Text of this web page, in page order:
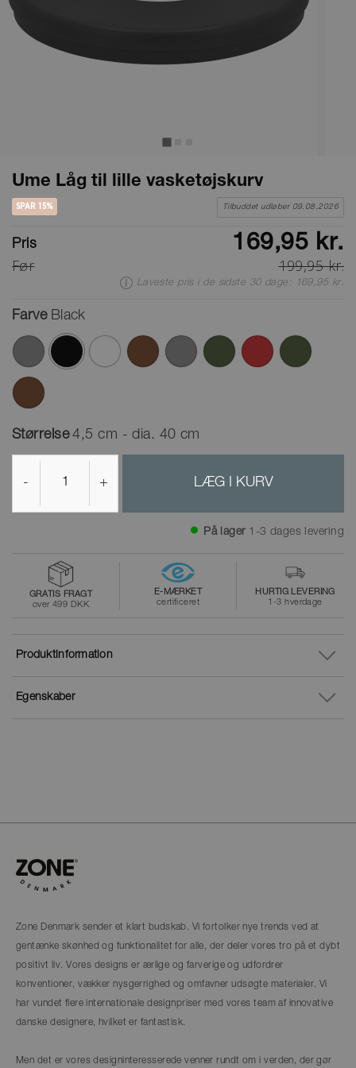
Ume Låg til lille vasketøjskurv
SPAR 15% Tilbuddet udløber 09.08.2026
Pris 169,95 kr.
Før 199,95 kr.
Laveste pris i de sidste 30 dage: 169,95 kr.
Farve Black
valgte
Størrelse 4,5 cm - dia. 40 cm
- + LÆG I KURV
På lager 1-3 dages levering
GRATIS FRAGT
over 499 DKK
E-MÆRKET
certificeret
HURTIG LEVERING
1-3 hverdage
Egenskaber
Produktinformation
Zone Denmark sender et klart budskab. Vi fortolker nye trends ved at
gentænke skønhed og funktionalitet for alle, der deler vores tro på et dybt
positivt liv. Vores designs er ærlige og farverige og udfordrer
konventioner, vækker nysgerrighed og omfavner udsøgte materialer. Vi
har vundet flere internationale designpriser med vores team af innovative
danske designere, hvilket er fantastisk.
Men det er vores designinteresserede venner rundt om i verden, der gør